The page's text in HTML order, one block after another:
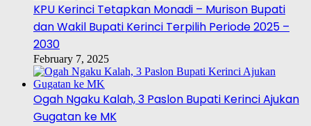
KPU Kerinci Tetapkan Monadi – Murison Bupati
dan Wakil Bupati Kerinci Terpilih Periode 2025 –
2030
February 7, 2025
Ogah Ngaku Kalah, 3 Paslon Bupati Kerinci Ajukan
Gugatan ke MK